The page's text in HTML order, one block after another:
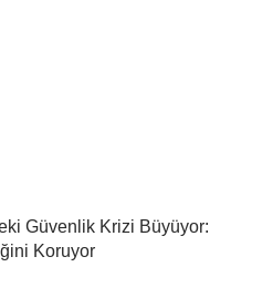
Güvenlik Krizi Büyüyor:
Koruyor